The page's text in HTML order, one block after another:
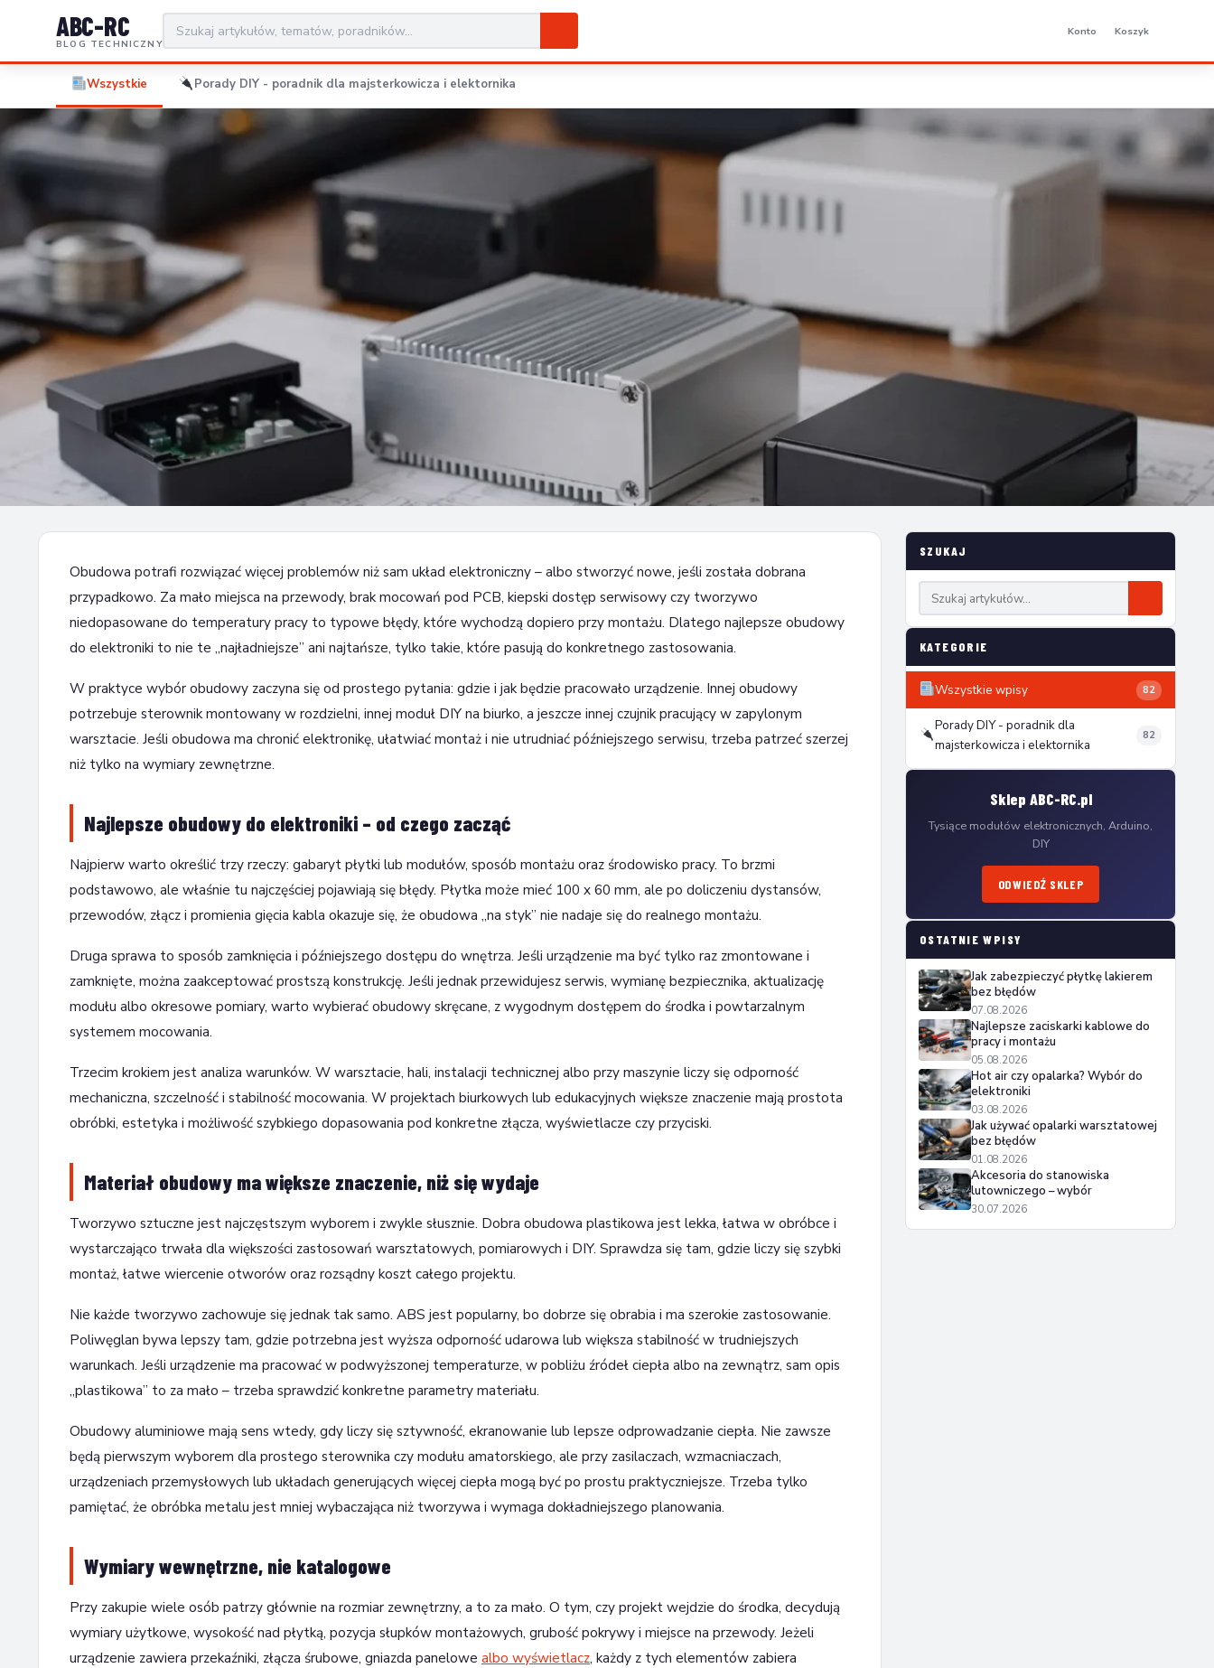
ABC-RC
BLOG TECHNICZNY
Konto Koszyk
Wszystkie Porady DIY - poradnik dla majsterkowicza i elektornika
Najlepsze obudowy do elektroniki – jak wybrać
20 czerwca 2026 8 min czytania
Obudowa potrafi rozwiązać więcej problemów niż sam układ elektroniczny – albo stworzyć nowe, jeśli została dobrana
przypadkowo. Za mało miejsca na przewody, brak mocowań pod PCB, kiepski dostęp serwisowy czy tworzywo
niedopasowane do temperatury pracy to typowe błędy, które wychodzą dopiero przy montażu. Dlatego najlepsze obudowy
do elektroniki to nie te „najładniejsze” ani najtańsze, tylko takie, które pasują do konkretnego zastosowania.
W praktyce wybór obudowy zaczyna się od prostego pytania: gdzie i jak będzie pracowało urządzenie. Innej obudowy
potrzebuje sterownik montowany w rozdzielni, innej moduł DIY na biurko, a jeszcze innej czujnik pracujący w zapylonym
warsztacie. Jeśli obudowa ma chronić elektronikę, ułatwiać montaż i nie utrudniać późniejszego serwisu, trzeba patrzeć szerzej
niż tylko na wymiary zewnętrzne.
Najlepsze obudowy do elektroniki – od czego zacząć
Najpierw warto określić trzy rzeczy: gabaryt płytki lub modułów, sposób montażu oraz środowisko pracy. To brzmi
podstawowo, ale właśnie tu najczęściej pojawiają się błędy. Płytka może mieć 100 x 60 mm, ale po doliczeniu dystansów,
przewodów, złącz i promienia gięcia kabla okazuje się, że obudowa „na styk” nie nadaje się do realnego montażu.
Druga sprawa to sposób zamknięcia i późniejszego dostępu do wnętrza. Jeśli urządzenie ma być tylko raz zmontowane i
zamknięte, można zaakceptować prostszą konstrukcję. Jeśli jednak przewidujesz serwis, wymianę bezpiecznika, aktualizację
modułu albo okresowe pomiary, warto wybierać obudowy skręcane, z wygodnym dostępem do środka i powtarzalnym
systemem mocowania.
Trzecim krokiem jest analiza warunków. W warsztacie, hali, instalacji technicznej albo przy maszynie liczy się odporność
mechaniczna, szczelność i stabilność mocowania. W projektach biurkowych lub edukacyjnych większe znaczenie mają prostota
obróbki, estetyka i możliwość szybkiego dopasowania pod konkretne złącza, wyświetlacze czy przyciski.
Materiał obudowy ma większe znaczenie, niż się wydaje
Tworzywo sztuczne jest najczęstszym wyborem i zwykle słusznie. Dobra obudowa plastikowa jest lekka, łatwa w obróbce i
wystarczająco trwała dla większości zastosowań warsztatowych, pomiarowych i DIY. Sprawdza się tam, gdzie liczy się szybki
montaż, łatwe wiercenie otworów oraz rozsądny koszt całego projektu.
Nie każde tworzywo zachowuje się jednak tak samo. ABS jest popularny, bo dobrze się obrabia i ma szerokie zastosowanie.
Poliwęglan bywa lepszy tam, gdzie potrzebna jest wyższa odporność udarowa lub większa stabilność w trudniejszych
warunkach. Jeśli urządzenie ma pracować w podwyższonej temperaturze, w pobliżu źródeł ciepła albo na zewnątrz, sam opis
„plastikowa” to za mało – trzeba sprawdzić konkretne parametry materiału.
Obudowy aluminiowe mają sens wtedy, gdy liczy się sztywność, ekranowanie lub lepsze odprowadzanie ciepła. Nie zawsze
będą pierwszym wyborem dla prostego sterownika czy modułu amatorskiego, ale przy zasilaczach, wzmacniaczach,
urządzeniach przemysłowych lub układach generujących więcej ciepła mogą być po prostu praktyczniejsze. Trzeba tylko
pamiętać, że obróbka metalu jest mniej wybaczająca niż tworzywa i wymaga dokładniejszego planowania.
Wymiary wewnętrzne, nie katalogowe
Przy zakupie wiele osób patrzy głównie na rozmiar zewnętrzny, a to za mało. O tym, czy projekt wejdzie do środka, decydują
wymiary użytkowe, wysokość nad płytką, pozycja słupków montażowych, grubość pokrywy i miejsce na przewody. Jeżeli
urządzenie zawiera przekaźniki, złącza śrubowe, gniazda panelowe albo wyświetlacz, każdy z tych elementów zabiera
SZUKAJ
KATEGORIE
Wszystkie wpisy 82
Porady DIY - poradnik dla
majsterkowicza i elektornika
82
Sklep ABC-RC.pl
Tysiące modułów elektronicznych, Arduino,
DIY
ODWIEDŹ SKLEP
OSTATNIE WPISY
Jak zabezpieczyć płytkę lakierem
bez błędów
07.08.2026
Najlepsze zaciskarki kablowe do
pracy i montażu
05.08.2026
Hot air czy opalarka? Wybór do
elektroniki
03.08.2026
Jak używać opalarki warsztatowej
bez błędów
01.08.2026
Akcesoria do stanowiska
lutowniczego – wybór
30.07.2026